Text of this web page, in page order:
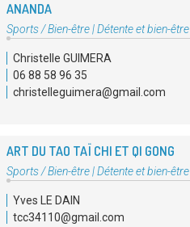
ANANDA
Type
:
Sports / Bien-être|Détente et bien-être
Christelle GUIMERA
06 88 58 96 35
christelleguimera@gmail.com
ART DU TAO TAÏ CHI ET QI GONG
Type
:
Sports / Bien-être|Détente et bien-être
Yves LE DAIN
tcc34110@gmail.com